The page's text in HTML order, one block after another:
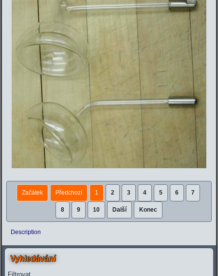
Začátek Předchozí 1 2 3 4 5 6 7
8 9 10 Další Konec
Description
Vyhledávání
Filtrovat